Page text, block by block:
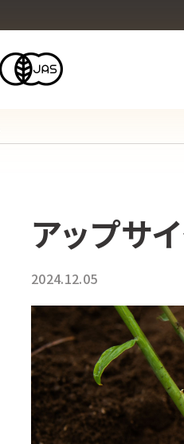
KOMBUCHA
アップサ
2024.12.05